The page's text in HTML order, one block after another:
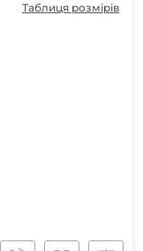
Таблиця розмірів